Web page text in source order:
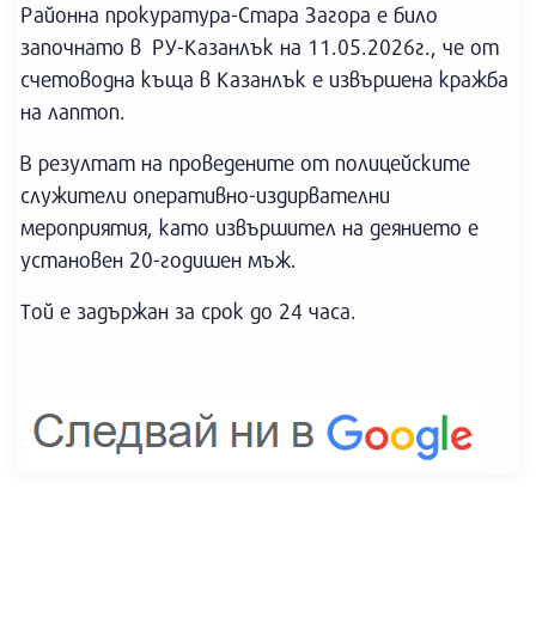
Районна прокуратура-Стара Загора е било
започнато в РУ-Казанлък на 11.05.2026г., че от
счетоводна къща в Казанлък е извършена кражба
на лаптоп.
В резултат на проведените от полицейските
служители оперативно-издирвателни
мероприятия, като извършител на деянието е
установен 20-годишен мъж.
Той е задържан за срок до 24 часа.